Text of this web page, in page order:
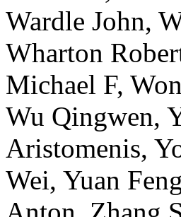
Wardle John,
Wharton
Michael F,
Wu Qingwen,
Aristomenis,
Wei, Yuan Feng